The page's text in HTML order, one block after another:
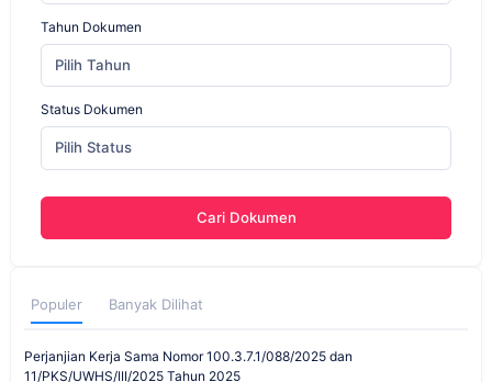
Tahun Dokumen
Pilih Tahun
Status Dokumen
Pilih Status
Cari Dokumen
Populer Banyak Dilihat
Perjanjian Kerja Sama Nomor 100.3.7.1/088/2025 dan
11/PKS/UWHS/III/2025 Tahun 2025